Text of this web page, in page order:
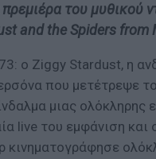
του μυθικού
and the Spiders from
ο Ziggy Stardust, η
που μετέτρεψε
μιας ολόκληρης
live του εμφάνιση και
κινηματογράφησε